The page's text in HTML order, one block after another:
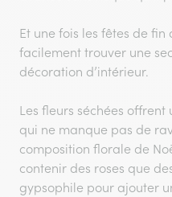
Et une fois les fêtes de
facilement trouver une
décoration d’intérieur.
Les fleurs séchées
qui ne manque pas de
composition florale de
contenir des roses que
gypsophile pour ajouter